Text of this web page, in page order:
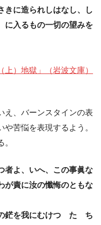
きに造られしはなし、し
に入るもの一切の望みを
）地獄」（岩波文庫）
え、バーンスタインの表
苦悩を表現するよう。
者よ、いへ、この事眞な
が責に汝の懺悔のともな
鋩を我にむけつゝたゞち